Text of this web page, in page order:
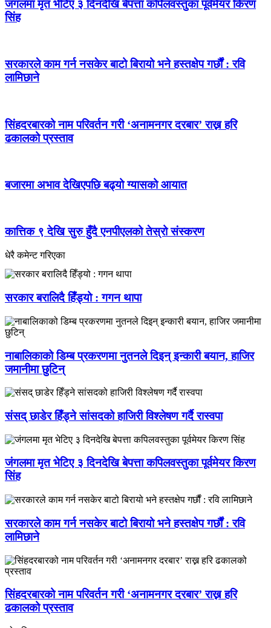
जंगलमा मृत भेटिए ३ दिनदेखि बेपत्ता कपिलवस्तुका पूर्वमेयर किरण
सिंह
सरकारले काम गर्न नसकेर बाटो बिरायो भने हस्तक्षेप गर्छौं : रवि
लामिछाने
सिंहदरबारको नाम परिवर्तन गरी ‘अनामनगर दरबार’ राख्न हरि
ढकालको प्रस्ताव
बजारमा अभाव देखिएपछि बढ्यो ग्यासको आयात
कात्तिक ९ देखि सुरु हुँदै एनपीएलको तेस्रो संस्करण
धेरै कमेन्ट गरिएका
सरकार बरालिदै हिँड्यो : गगन थापा
नाबालिकाको डिम्ब प्रकरणमा नुतनले दिइन् इन्कारी बयान, हाजिर
जमानीमा छुटिन्
संसद् छाडेर हिँड्ने सांसदको हाजिरी विश्लेषण गर्दै रास्वपा
जंगलमा मृत भेटिए ३ दिनदेखि बेपत्ता कपिलवस्तुका पूर्वमेयर किरण
सिंह
सरकारले काम गर्न नसकेर बाटो बिरायो भने हस्तक्षेप गर्छौं : रवि
लामिछाने
सिंहदरबारको नाम परिवर्तन गरी ‘अनामनगर दरबार’ राख्न हरि
ढकालको प्रस्ताव